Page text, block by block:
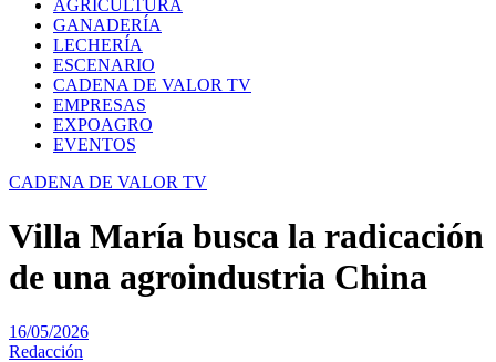
AGRICULTURA
GANADERÍA
LECHERÍA
ESCENARIO
CADENA DE VALOR TV
EMPRESAS
EXPOAGRO
EVENTOS
CADENA DE VALOR TV
Villa María busca la radicación
de una agroindustria China
16/05/2026
Redacción